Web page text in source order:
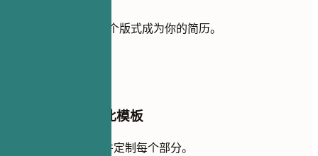
添加你的经历，让这个版式成为你的简历。
在 AI 对话中编辑此模板
让 AI 与你一起重写并定制每个部分。